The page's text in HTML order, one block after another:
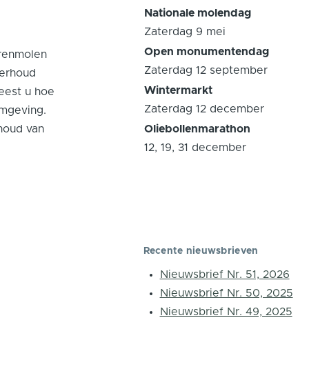
u hoe
van
Nationale molendag
Zaterdag 9 mei
Open monumentendag
Zaterdag 12 september
Wintermarkt
Zaterdag 12 december
Oliebollenmarathon
12, 19, 31 december
Recente nieuwsbrieven
Nieuwsbrief Nr. 51, 2026
Nieuwsbrief Nr. 50, 2025
Nieuwsbrief Nr. 49, 2025